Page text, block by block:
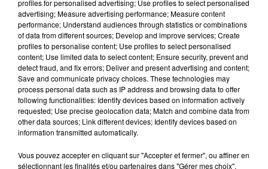
profiles for personalised advertising; Use profiles to select personalised
advertising; Measure advertising performance; Measure content
performance; Understand audiences through statistics or combinations
of data from different sources; Develop and improve services; Create
profiles to personalise content; Use profiles to select personalised
content; Use limited data to select content; Ensure security, prevent and
detect fraud, and fix errors; Deliver and present advertising and content;
Save and communicate privacy choices. These technologies may
process personal data such as IP address and browsing data to offer
following functionalities: Identify devices based on information actively
requested; Use precise geolocation data; Match and combine data from
other data sources; Link different devices; Identify devices based on
information transmitted automatically.
Vous pouvez accepter en cliquant sur "Accepter et fermer", ou affiner en
sélectionnant les finalités et/ou partenaires dans "Gérer mes choix".